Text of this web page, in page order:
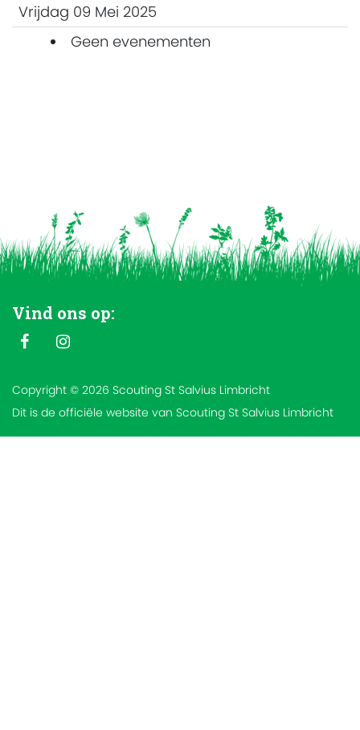
Vrijdag 09 Mei 2025
Geen evenementen
Vind ons op:
Copyright © 2026 Scouting St Salvius Limbricht
Dit is de officiële website van Scouting St Salvius Limbricht